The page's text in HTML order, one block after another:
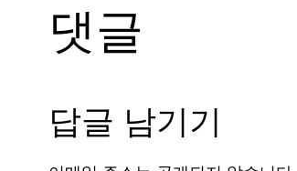
댓글
답글 남기기